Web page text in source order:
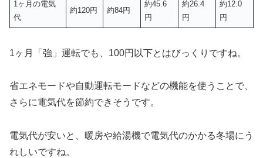
1ヶ月の電気
代
約120円 約84円
約45.6
円
約26.4
円
約12.0
円
1ヶ月「強」運転でも、100円以下とはびっくりですね。
省エネモードや自動運転モードなどの機能を使うことで、
さらに電気代を節約できそうです。
電気代が安いと、暖房や給湯機で電気代のかかる冬場にう
れしいですね。